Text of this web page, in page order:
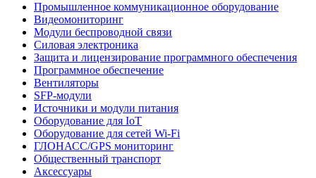
Промышленное коммуникационное оборудование
Видеомониторинг
Модули беспроводной связи
Силовая электроника
Защита и лицензирование программного обеспечения
Программное обеспечение
Вентиляторы
SFP-модули
Источники и модули питания
Оборудование для IoT
Оборудование для сетей Wi-Fi
ГЛОНАСС/GPS мониторинг
Общественный транспорт
Аксессуары